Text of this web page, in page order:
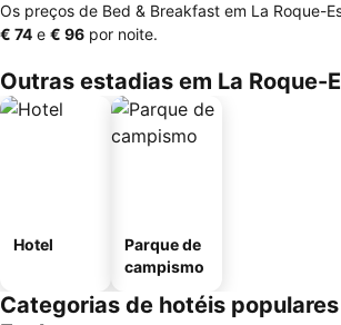
Os preços de Bed & Breakfast em La Roque-
‎€ 74 e ‎€ 96 por noite.
Outras estadias em La Roque-
Hotel
Parque de
campismo
Categorias de hotéis